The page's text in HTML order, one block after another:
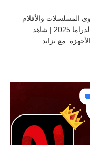
2025 | شاهد أقوى المسلسلات والأفلام
مجانًا على كل الأجهزة تنزيل تطبيق عالم الدراما 2025 | شاهد
مع تزايد …